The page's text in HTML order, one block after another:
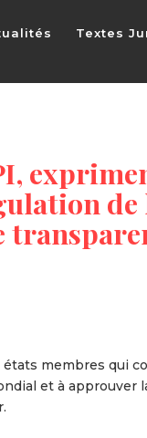
Textes
membres qui
et à approuver